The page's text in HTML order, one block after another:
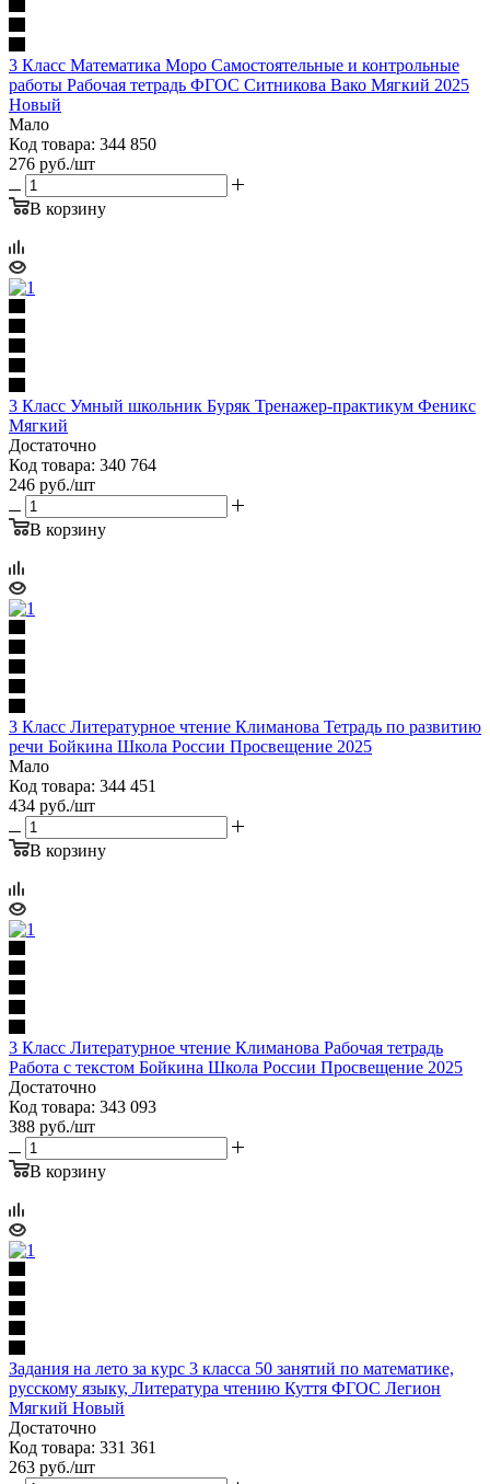
3 Класс Математика Моро Самостоятельные и контрольные
работы Рабочая тетрадь ФГОС Ситникова Вако Мягкий 2025
Новый
Мало
Код товара: 344 850
276 руб./шт
В корзину
3 Класс Умный школьник Буряк Тренажер-практикум Феникс
Мягкий
Достаточно
Код товара: 340 764
246 руб./шт
В корзину
3 Класс Литературное чтение Климанова Тетрадь по развитию
речи Бойкина Школа России Просвещение 2025
Мало
Код товара: 344 451
434 руб./шт
В корзину
3 Класс Литературное чтение Климанова Рабочая тетрадь
Работа с текстом Бойкина Школа России Просвещение 2025
Достаточно
Код товара: 343 093
388 руб./шт
В корзину
Задания на лето за курс 3 класса 50 занятий по математике,
русскому языку, Литература чтению Куття ФГОС Легион
Мягкий Новый
Достаточно
Код товара: 331 361
263 руб./шт